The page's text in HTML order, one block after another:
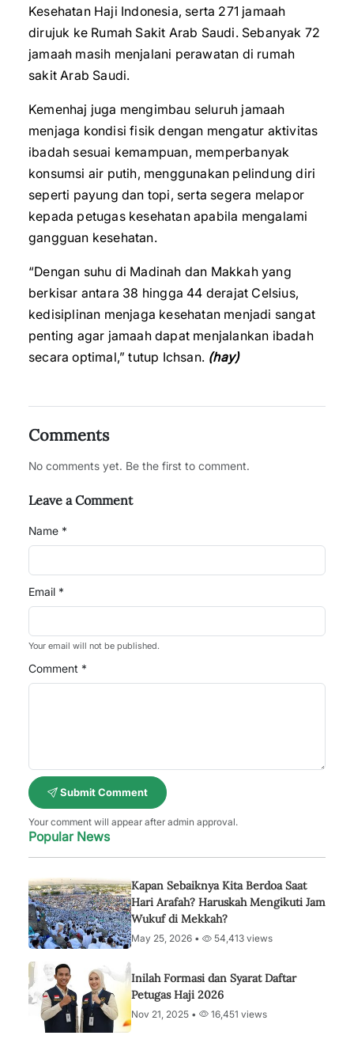
Kesehatan Haji Indonesia, serta 271 jamaah
dirujuk ke Rumah Sakit Arab Saudi. Sebanyak 72
jamaah masih menjalani perawatan di rumah
sakit Arab Saudi.
Kemenhaj juga mengimbau seluruh jamaah
menjaga kondisi fisik dengan mengatur aktivitas
ibadah sesuai kemampuan, memperbanyak
konsumsi air putih, menggunakan pelindung diri
seperti payung dan topi, serta segera melapor
kepada petugas kesehatan apabila mengalami
gangguan kesehatan.
“Dengan suhu di Madinah dan Makkah yang
berkisar antara 38 hingga 44 derajat Celsius,
kedisiplinan menjaga kesehatan menjadi sangat
penting agar jamaah dapat menjalankan ibadah
secara optimal,” tutup Ichsan. (hay)
Comments
No comments yet. Be the first to comment.
Leave a Comment
Name *
Email *
Your email will not be published.
Comment *
Submit Comment
Your comment will appear after admin approval.
Popular News
Kapan Sebaiknya Kita Berdoa Saat
Hari Arafah? Haruskah Mengikuti Jam
Wukuf di Mekkah?
May 25, 2026 • 54,413 views
Inilah Formasi dan Syarat Daftar
Petugas Haji 2026
Nov 21, 2025 • 16,451 views